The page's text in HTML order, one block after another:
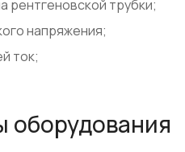
рентгеновской трубки;
напряжения;
ток;
оборудования